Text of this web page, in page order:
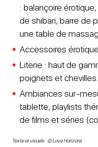
: balançoire
de shibari, barre de
une table de
Accessoires
Literie : haut de
poignets et chevilles.
Ambiances sur-
tablette, playlists
de films et séries
Texte et visuels : © Love Horizons